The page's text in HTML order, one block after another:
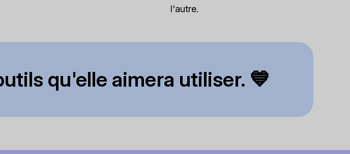
l'autre.
qu'elle aimera utiliser. 💙